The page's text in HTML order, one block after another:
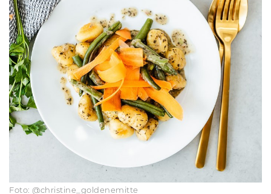
Foto: @christine_goldenemitte